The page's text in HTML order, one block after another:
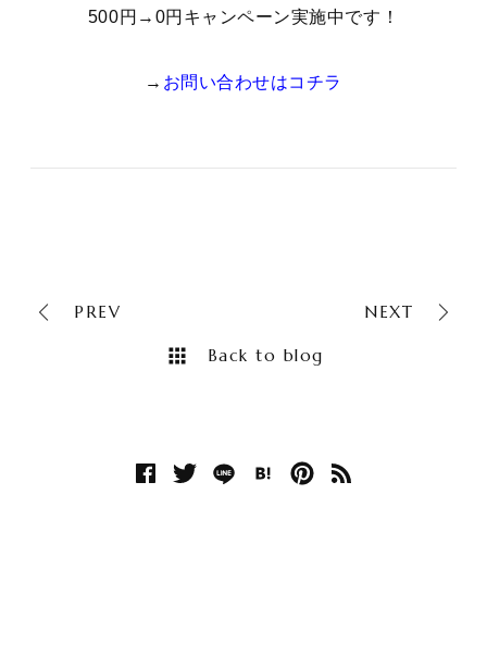
500円→0円キャンペーン実施中です！
→ お問い合わせはコチラ
PREV NEXT
Back to blog